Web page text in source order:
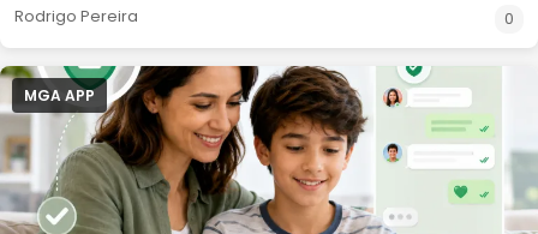
Rodrigo Pereira 0
MGA APP